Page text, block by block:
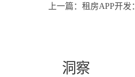
上一篇： 租房APP开发
洞察